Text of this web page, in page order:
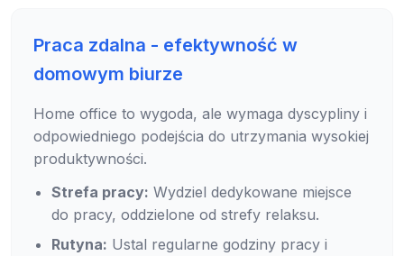
Praca zdalna - efektywność w
domowym biurze
Home office to wygoda, ale wymaga dyscypliny i
odpowiedniego podejścia do utrzymania wysokiej
produktywności.
Strefa pracy: Wydziel dedykowane miejsce
do pracy, oddzielone od strefy relaksu.
Rutyna: Ustal regularne godziny pracy i